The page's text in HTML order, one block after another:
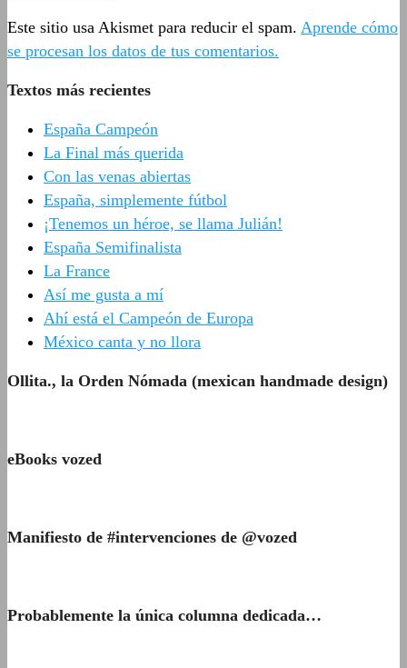
Este sitio usa Akismet para reducir el spam. Aprende cómo
se procesan los datos de tus comentarios.
Textos más recientes
España Campeón
La Final más querida
Con las venas abiertas
España, simplemente fútbol
¡Tenemos un héroe, se llama Julián!
España Semifinalista
La France
Así me gusta a mí
Ahí está el Campeón de Europa
México canta y no llora
Ollita., la Orden Nómada (mexican handmade design)
eBooks vozed
Manifiesto de #intervenciones de @vozed
Probablemente la única columna dedicada…